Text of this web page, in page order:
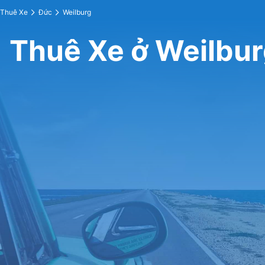
Thuê Xe Đức Weilburg
Thuê Xe ở